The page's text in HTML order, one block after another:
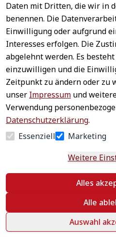
Daten mit Dritten, die wir in
benennen. Die
Einwilligung oder aufgrund
Interesses erfolgen. Die
abgelehnt werden. Es
einzuwilligen und die
Zeitpunkt zu ändern oder zu
unser Impressum und
Verwendung
Datenschutzerklärung.
Essenziell
Marketing
Weitere
Alles
Alle
Auswahl
Rechtliches
AGB
Impressum
Datenschutz
Widerrufsrecht
Widerrufsform
ular
Service
Kontakt
Registrieren
Zahlung &
Versand
Newsletter
abonnieren
Häufige
Fragen
Vertrag
textildepot24 2026